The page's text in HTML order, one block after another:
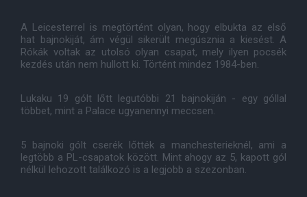
A Leicesterrel is megtörtént olyan, hogy elbukta az első
hat bajnokiját, ám végül sikerült megúsznia a kiesést. A
Rókák voltak az utolsó olyan csapat, mely ilyen pocsék
kezdés után nem hullott ki. Történt mindez 1984-ben.
Lukaku 19 gólt lőtt legutóbbi 21 bajnokiján - egy góllal
többet, mint a Palace ugyanennyi meccsen.
5 bajnoki gólt cserék lőtték a manchesterieknél, ami a
legtöbb a PL-csapatok között. Mint ahogy az 5, kapott gól
nélkül lehozott találkozó is a legjobb a szezonban.